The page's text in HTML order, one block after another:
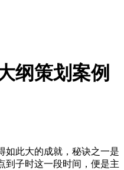
纲策划案例
如此大的成就，秘诀之一是
到子时这一段时间，便是主